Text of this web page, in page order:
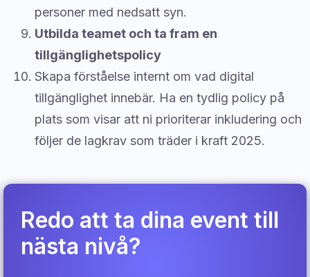
personer med nedsatt syn.
Utbilda teamet och ta fram en
tillgänglighetspolicy
Skapa förståelse internt om vad digital
tillgänglighet innebär. Ha en tydlig policy på
plats som visar att ni prioriterar inkludering och
följer de lagkrav som träder i kraft 2025.
Redo att ta dina event till
nästa nivå?